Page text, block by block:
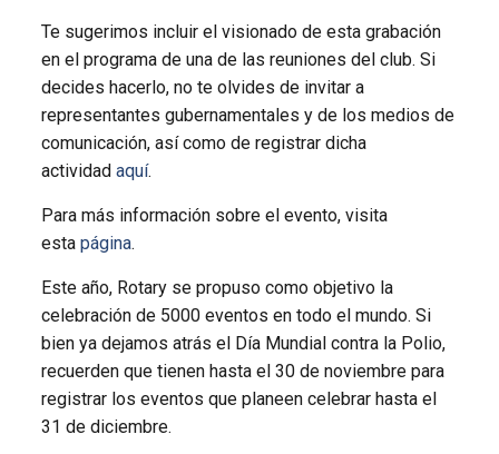
Te sugerimos incluir el visionado de esta grabación
en el programa de una de las reuniones del club. Si
decides hacerlo, no te olvides de invitar a
representantes gubernamentales y de los medios de
comunicación, así como de registrar dicha
actividad aquí.
Para más información sobre el evento, visita
esta página.
Este año, Rotary se propuso como objetivo la
celebración de 5000 eventos en todo el mundo. Si
bien ya dejamos atrás el Día Mundial contra la Polio,
recuerden que tienen hasta el 30 de noviembre para
registrar los eventos que planeen celebrar hasta el
31 de diciembre.